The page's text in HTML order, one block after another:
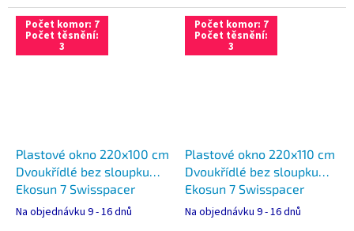
Počet komor: 7
Počet těsnění:
3
Plastové okno 220x100 cm
Dvoukřídlé bez sloupku
Ekosun 7 Swisspacer
Ultimate
Na objednávku 9 - 16 dnů
Počet komor: 7
Počet těsnění:
3
Plastové okno 220x110 cm
Dvoukřídlé bez sloupku
Ekosun 7 Swisspacer
Ultimate
Na objednávku 9 - 16 dnů